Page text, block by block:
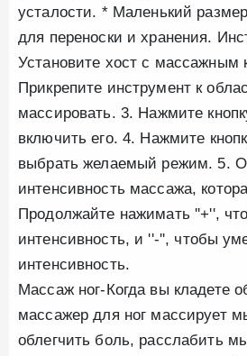
усталости. * Маленький
для переноски и хранения.
Установите хост с массажным
Прикрепите инструмент к
массировать. 3. Нажмите
включить его. 4. Нажмите
выбрать желаемый режим. 5.
интенсивность массажа,
Продолжайте нажимать ''+'',
интенсивность, и ''-'', чтобы
интенсивность.
Массаж ног-Когда вы кладете
массажер для ног массирует
облегчить боль, расслабить